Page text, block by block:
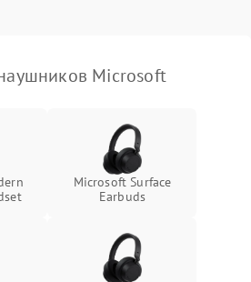
Microsoft
Microsoft Surface
Earbuds